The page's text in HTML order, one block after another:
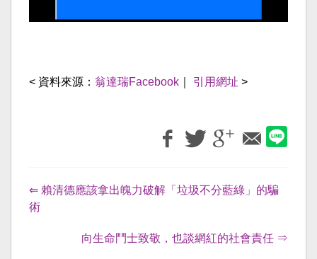
< 資料來源： 翁達瑞Facebook 引用網址 >
⇐ 賴清德應該拿出魄力破解「垃圾不分藍綠」的騙
術
向生命鬥士致敬，也談網紅的社會責任 ⇒